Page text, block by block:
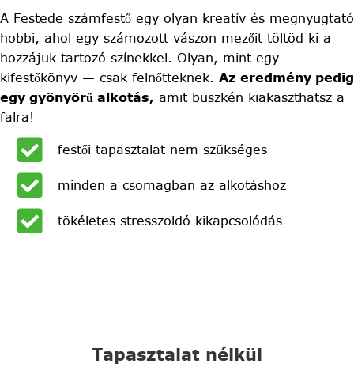
A Festede számfestő egy olyan kreatív és megnyugtató
hobbi, ahol egy számozott vászon mezőit töltöd ki a
hozzájuk tartozó színekkel. Olyan, mint egy
kifestőkönyv — csak felnőtteknek. Az eredmény pedig
egy gyönyörű alkotás, amit büszkén kiakaszthatsz a
falra!
festői tapasztalat nem szükséges
minden a csomagban az alkotáshoz
tökéletes stresszoldó kikapcsolódás
Tapasztalat nélkül